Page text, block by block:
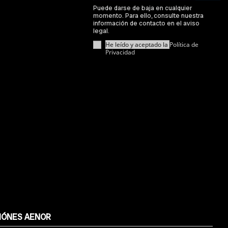
Puede darse de baja en cualquier
momento. Para ello, consulte nuestra
información de contacto en el aviso
legal.
He leído y aceptado la Política de
Privacidad
AENOR